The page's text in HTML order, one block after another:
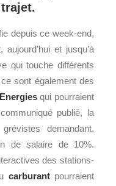
depuis ce week-end,
et jusqu’à
qui touche différents
sont également des
qui pourraient
publié, la
demandant,
de salaire de 10%.
des stations-
carburantpourraient